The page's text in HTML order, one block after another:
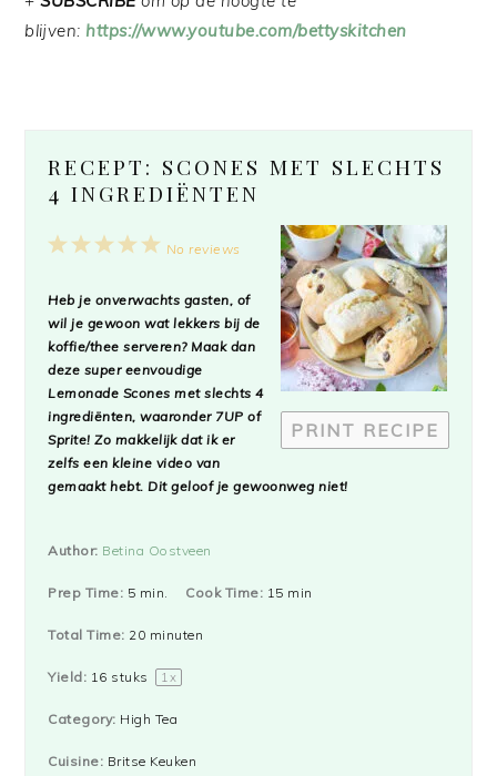
blijven: https://www.youtube.com/bettyskitchen
RECEPT: SCONES MET SLECHTS
4 INGREDIËNTEN
PRINT RECIPE
5
4
3
2
1
No reviews
Heb je onverwachts gasten, of
wil je gewoon wat lekkers bij de
koffie/thee serveren? Maak dan
deze super eenvoudige
Lemonade Scones met slechts 4
ingrediënten, waaronder 7UP of
Sprite! Zo makkelijk dat ik er
zelfs een kleine video van
gemaakt hebt. Dit geloof je gewoonweg niet!
Author: Betina Oostveen
Prep Time: 5 min. Cook Time: 15 min
Total Time: 20 minuten
Yield: 16 stuks 1x
Category: High Tea
Cuisine: Britse Keuken